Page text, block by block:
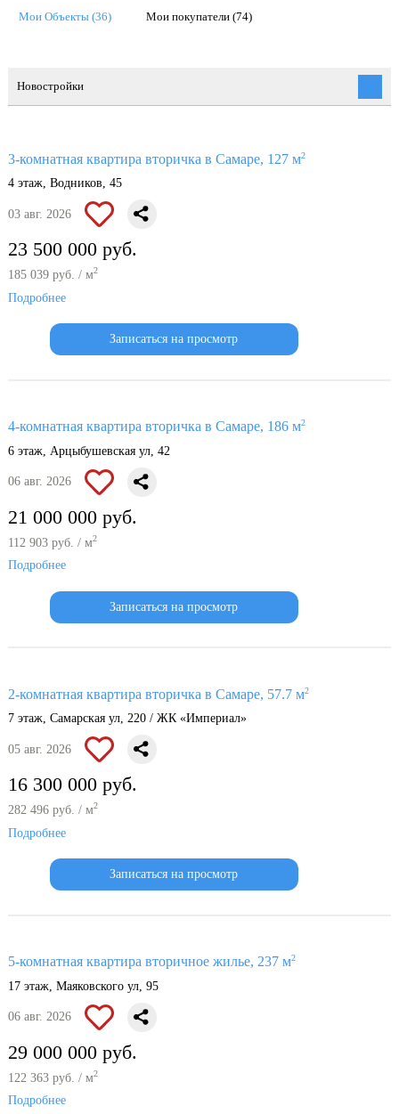
Мои Объекты (36) Мои покупатели (74)
Новостройки
3-комнатная квартира вторичка в Самаре, 127 м2
4 этаж, Водников, 45
03 авг. 2026
23 500 000 руб.
185 039 руб. / м2
Подробнее
Записаться на просмотр
4-комнатная квартира вторичка в Самаре, 186 м2
6 этаж, Арцыбушевская ул, 42
06 авг. 2026
21 000 000 руб.
112 903 руб. / м2
Подробнее
Записаться на просмотр
2-комнатная квартира вторичка в Самаре, 57.7 м2
7 этаж, Самарская ул, 220 / ЖК «Империал»
05 авг. 2026
16 300 000 руб.
282 496 руб. / м2
Подробнее
Записаться на просмотр
5-комнатная квартира вторичное жилье, 237 м2
17 этаж, Маяковского ул, 95
06 авг. 2026
29 000 000 руб.
122 363 руб. / м2
Подробнее